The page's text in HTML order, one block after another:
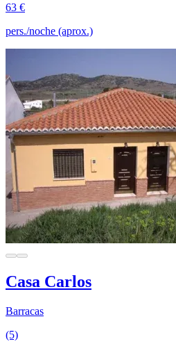
63 €
pers./noche (aprox.)
Casa Carlos
Barracas
(5)